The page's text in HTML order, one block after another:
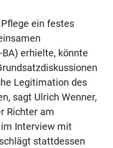
ein festes
erhielte, könnte
Legitimation des
sagt Ulrich Wenner,
Richter am
Interview mit
stattdessen